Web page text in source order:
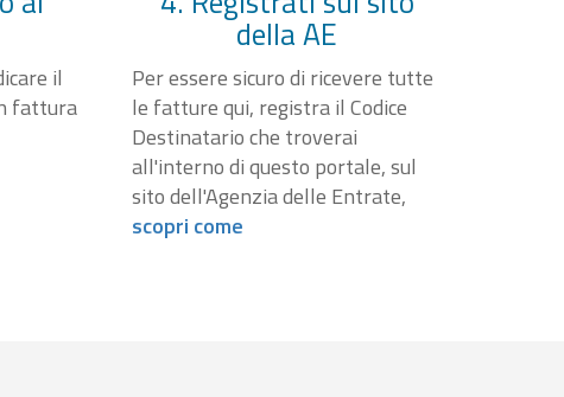
il
fattura
della AE
Per essere sicuro di ricevere tutte
le fatture qui, registra il Codice
Destinatario che troverai
all'interno di questo portale, sul
sito dell'Agenzia delle Entrate,
scopri come